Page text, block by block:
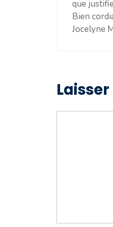
que
Bien
Jocelyne